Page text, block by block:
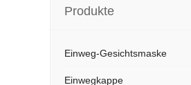
Produkte
Einweg-Gesichtsmaske
Einwegkappe